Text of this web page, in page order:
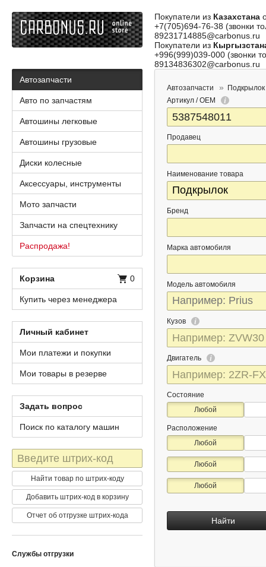
Покупатели из Казахстана
+7(705)694-76-38 (звонки
89231714885@carbonus.ru
Покупатели из
+996(999)039-000 (звонки
89134836302@carbonus.ru
Автозапчасти
Подкрылок
Артикул / OEM
Продавец
Наименование товара
Бренд
Марка автомобиля
Модель автомобиля
Кузов
Двигатель
Состояние
Любой
Расположение
Любой
Любой
Любой
Найти
Автозапчасти
Авто по запчастям
Автошины легковые
Автошины грузовые
Диски колесные
Аксессуары, инструменты
Мото запчасти
Запчасти на спецтехнику
Распродажа!
Корзина 0
Купить через менеджера
Личный кабинет
Мои платежи и покупки
Мои товары в резерве
Задать вопрос
Поиск по каталогу машин
Штрих-
код
Найти товар по штрих-коду
Добавить штрих-код в корзину
Отчет об отгрузке штрих-кода
Службы отгрузки